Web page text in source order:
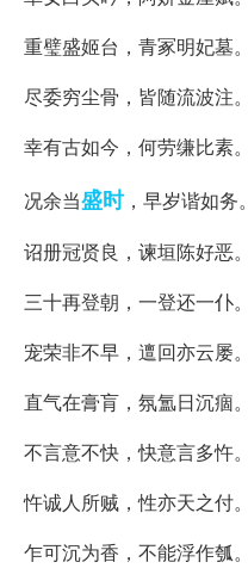
重璧盛姬台，青冢明妃墓。
尽委穷尘骨，皆随流波注。
幸有古如今，何劳缣比素。
况余当盛时，早岁谐如务。
诏册冠贤良，谏垣陈好恶。
三十再登朝，一登还一仆。
宠荣非不早，邅回亦云屡。
直气在膏肓，氛氲日沉痼。
不言意不快，快意言多忤。
忤诚人所贼，性亦天之付。
乍可沉为香，不能浮作瓠。